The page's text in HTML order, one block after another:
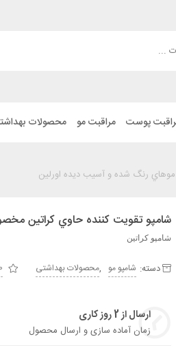
پوست مراقبت مو محصولات
رنگ شده و آسيب ديده اورلین
شامپو تقويت کننده حاوي کراتين
شامپو کراتین
دسته: شامپو مو ,محصولات بهداشتی 0 از 5
ارسال از 2 روز کاری
زمان آماده سازی و ارسال محصول